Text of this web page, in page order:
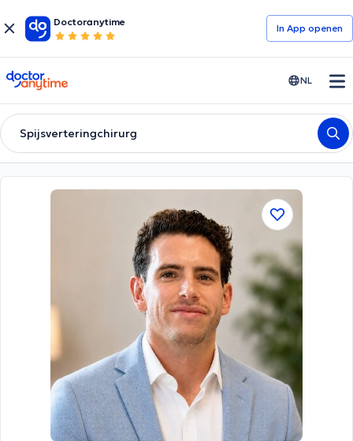
Doctoranytime
In App openen
doctoranytime NL
Spijsverteringchirurg